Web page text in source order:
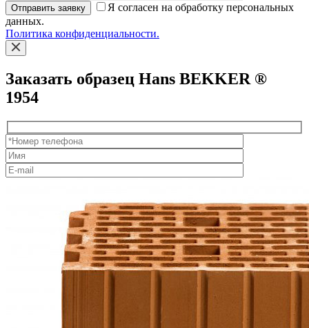
Отправить заявку
Я согласен на обработку персональных
данных.
Политика конфиденциальности.
Заказать образец Hans BEKKER ®
1954